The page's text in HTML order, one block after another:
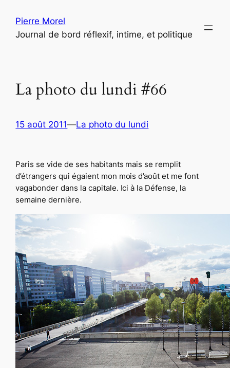
contenu
Pierre Morel
Journal de bord réflexif, intime, et politique
La photo du lundi #66
15 août 2011—La photo du lundi
Paris se vide de ses habitants mais se remplit
d’étrangers qui égaient mon mois d’août et me font
vagabonder dans la capitale. Ici à la Défense, la
semaine dernière.